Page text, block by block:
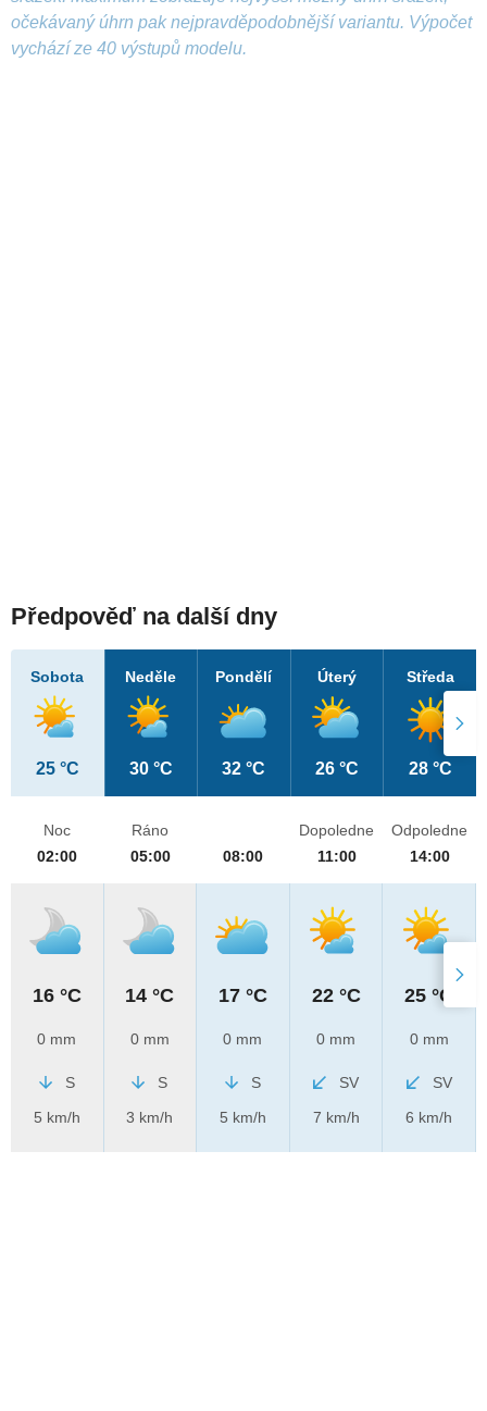
očekávaný úhrn pak nejpravděpodobnější variantu. Výpočet
vychází ze 40 výstupů modelu.
Předpověď na další dny
Sobota
25 °C
Neděle
30 °C
Pondělí
32 °C
Úterý
26 °C
Středa
28 °C
Noc
02:00
16 °C
0 mm
S
5 km/h
Ráno
05:00
14 °C
0 mm
S
3 km/h
08:00
17 °C
0 mm
S
5 km/h
Dopoledne
11:00
22 °C
0 mm
SV
7 km/h
Odpoledne
14:00
25 °C
0 mm
SV
6 km/h